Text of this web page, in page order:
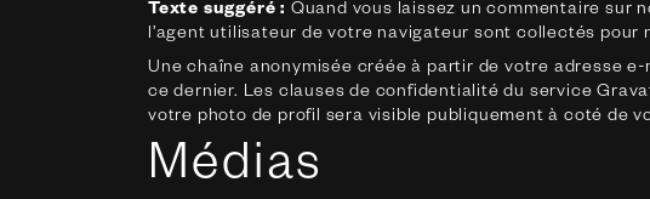
Texte suggéré : Quand vous laissez un commentaire sur
l’agent utilisateur de votre navigateur sont collectés
Une chaîne anonymisée créée à partir de votre adresse
ce dernier. Les clauses de confidentialité du service
votre photo de profil sera visible publiquement à coté de
Médias